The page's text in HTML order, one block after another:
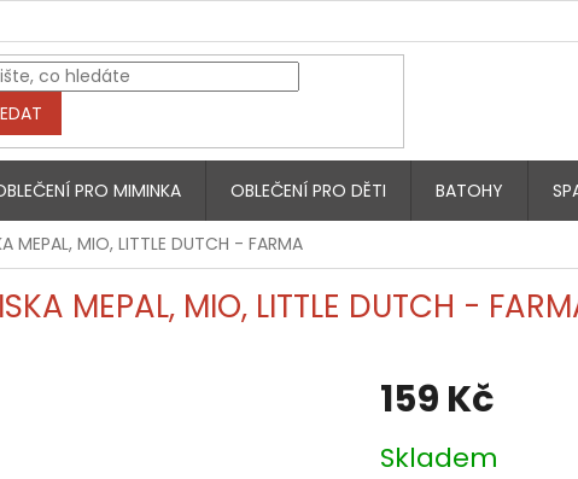
PRO MIMINKA OBLEČENÍ PRO DĚTI BATOHY
MEPAL, MIO, LITTLE DUTCH - FARMA
MEPAL, MIO, LITTLE DUTCH -
159 Kč
cena:
Skladem